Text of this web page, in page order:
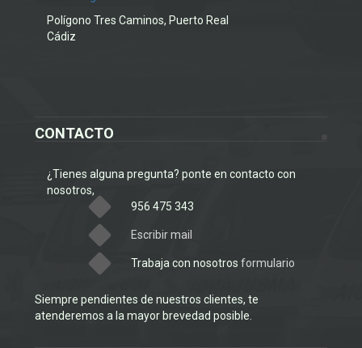
Polígono Tres Caminos, Puerto Real
Cádiz
CONTACTO
¿Tienes alguna pregunta? ponte en contacto con
nosotros,
956 475 343
Escribir mail
Trabaja con nosotros formulario
Siempre pendientes de nuestros clientes, te
atenderemos a la mayor brevedad posible.